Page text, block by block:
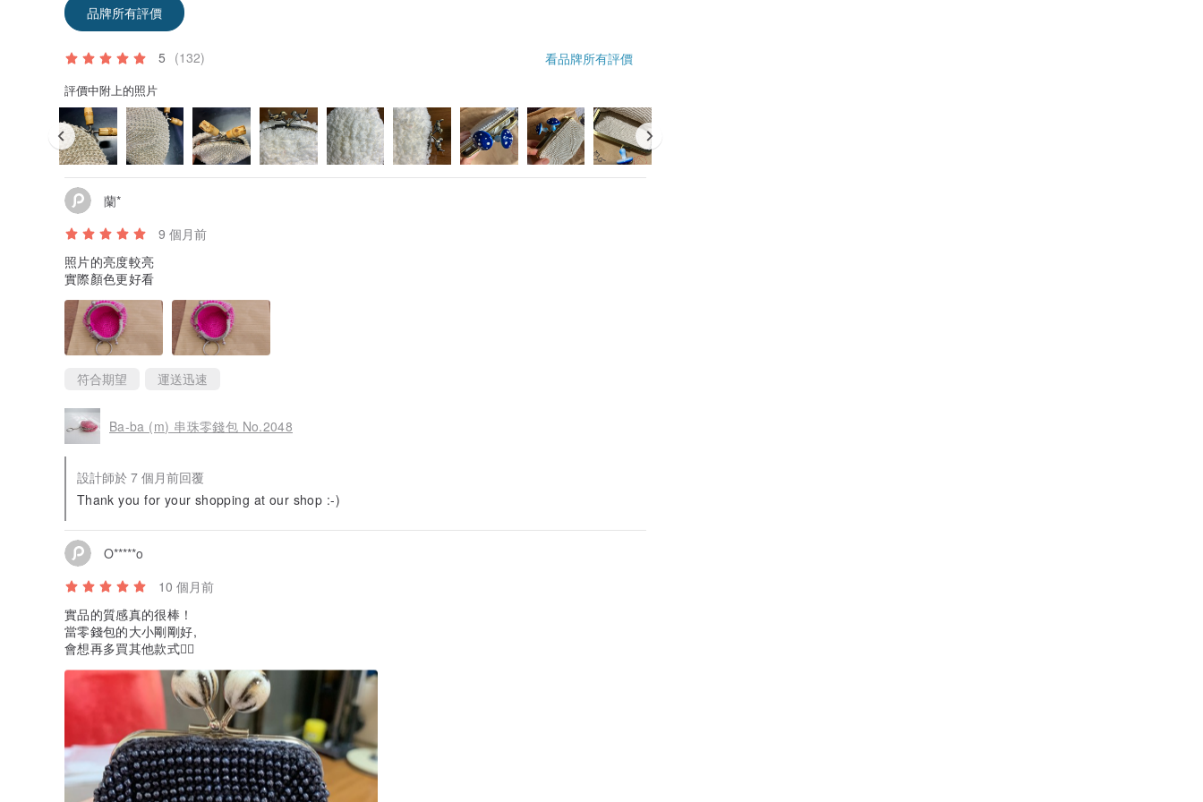
品牌所有評價
5 (132) 看品牌所有評價
評價中附上的照片
蘭*
9 個月前
照片的亮度較亮
實際顏色更好看
符合期望 運送迅速
Ba-ba (m) 串珠零錢包 No.2048
設計師於 7 個月前回覆
Thank you for your shopping at our shop :-)
O*****o
10 個月前
實品的質感真的很棒！
當零錢包的大小剛剛好,
會想再多買其他款式👍🏻